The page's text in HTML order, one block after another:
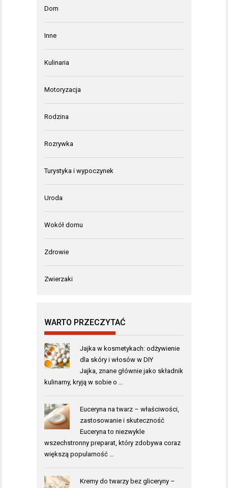
Dom
Inne
Kulinaria
Motoryzacja
Rodzina
Rozrywka
Turystyka i wypoczynek
Uroda
Wokół domu
Zdrowie
Zwierzaki
WARTO PRZECZYTAĆ
Jajka w kosmetykach: odżywienie
dla skóry i włosów w DIY
Jajka, znane głównie jako składnik
kulinarny, kryją w sobie o …
Euceryna na twarz – właściwości,
zastosowanie i skuteczność
Euceryna to niezwykle
wszechstronny preparat, który zdobywa coraz
większą popularność …
Kremy do twarzy bez gliceryny –